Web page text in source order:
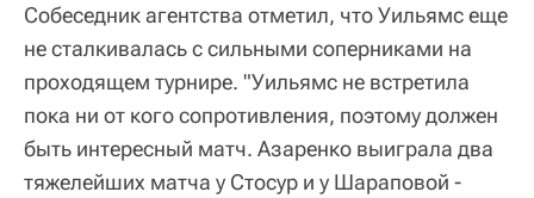
Собеседник агентства отметил, что Уильямс еще
не сталкивалась с сильными соперниками на
проходящем турнире. "Уильямс не встретила
пока ни от кого сопротивления, поэтому должен
быть интересный матч. Азаренко выиграла два
тяжелейших матча у Стосур и у Шараповой -